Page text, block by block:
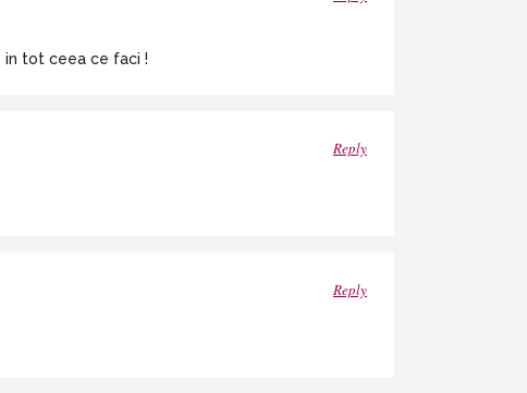
in tot ceea ce faci !
Reply
Reply